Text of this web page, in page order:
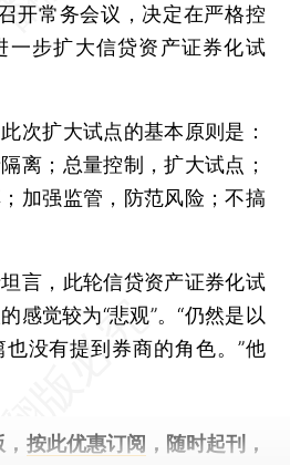
常务会议，决定在严格控
一步扩大信贷资产证券化试
扩大试点的基本原则是：
离；总量控制，扩大试点；
加强监管，防范风险；不搞
，此轮信贷资产证券化试
感觉较为“悲观”。“仍然是以
没有提到券商的角色。”他
按此优惠订阅 ，随时起刊，